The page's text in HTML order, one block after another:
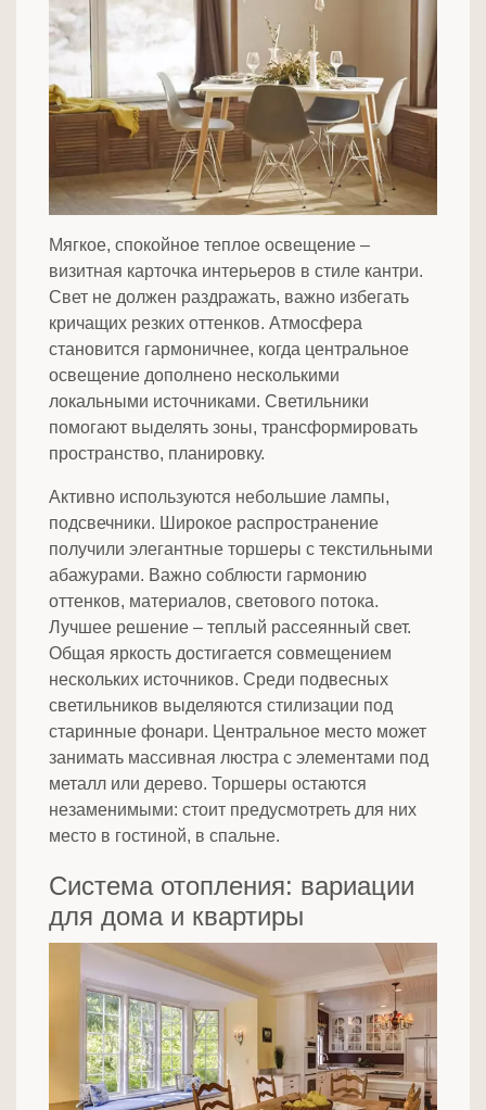
Мягкое, спокойное теплое освещение –
визитная карточка интерьеров в стиле кантри.
Свет не должен раздражать, важно избегать
кричащих резких оттенков. Атмосфера
становится гармоничнее, когда центральное
освещение дополнено несколькими
локальными источниками. Светильники
помогают выделять зоны, трансформировать
пространство, планировку.
Активно используются небольшие лампы,
подсвечники. Широкое распространение
получили элегантные торшеры с текстильными
абажурами. Важно соблюсти гармонию
оттенков, материалов, светового потока.
Лучшее решение – теплый рассеянный свет.
Общая яркость достигается совмещением
нескольких источников. Среди подвесных
светильников выделяются стилизации под
старинные фонари. Центральное место может
занимать массивная люстра с элементами под
металл или дерево. Торшеры остаются
незаменимыми: стоит предусмотреть для них
место в гостиной, в спальне.
Система отопления: вариации
для дома и квартиры